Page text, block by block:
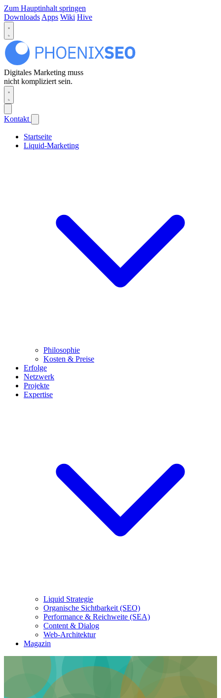
Zum Hauptinhalt springen
Downloads Apps Wiki Hive
Digitales Marketing muss
nicht kompliziert sein.
Kontakt
Startseite
Liquid-Marketing
Philosophie
Kosten & Preise
Erfolge
Netzwerk
Projekte
Expertise
Liquid Strategie
Organische Sichtbarkeit (SEO)
Performance & Reichweite (SEA)
Content & Dialog
Web-Architektur
Magazin